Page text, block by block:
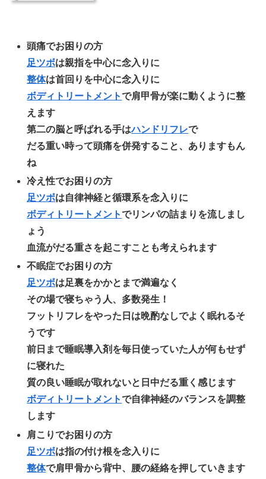
頭痛でお困りの方
足ツボは親指を中心に念入りに
整体は首回りを中心に念入りに
ボディトリートメントで肩甲骨が楽に動くように整
えます
第二の脳と呼ばれる手はハンドリフレで
だる重い時って頭痛を併発すること、ありますもん
ね
冷え性でお困りの方
足ツボは自律神経と循環系を念入りに
ボディトリートメントでリンパの詰まりを流しまし
ょう
血流がだる重さを起こすことも考えられます
不眠症でお困りの方
足ツボは足裏をかかとまで満遍なく
その場で寝ちゃう人、多数発生！
フットリフレをやった日は晩酌なしでよく眠れるそ
うです
前日まで睡眠導入剤を毎日使っていた人が何もせず
に寝れた
質の良い睡眠が取れないと日中だる重く感じます
ボディトリートメントで自律神経のバランスを調整
します
肩こりでお困りの方
足ツボは指の付け根を念入りに
整体で肩甲骨から背中、腰の経絡を押していきます